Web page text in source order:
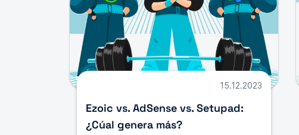
15.12.2023
Ezoic vs. AdSense vs. Setupad:
¿Cúal genera más?